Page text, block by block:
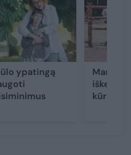
ypatingą
Mama
iškeitė į
kūrimą